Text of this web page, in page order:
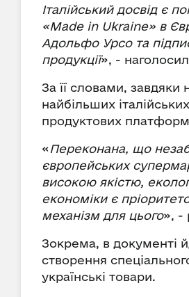
Італійський досвід є
«Made in Ukraine» в
Адольфо Урсо та
продукції», -
За її словами, завдяки
найбільших
продуктових
« Переконана, що
європейських
високою якістю,
економіки є
механізм для цього», -
Зокрема, в документі
створення
українські товари.